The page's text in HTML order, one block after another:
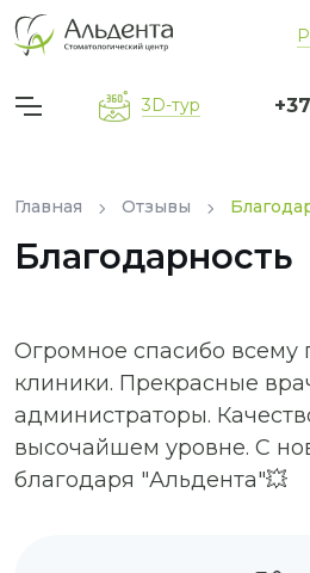
3D-тур
Главная Отзывы
Благодарность
Огромное спасибо всему
клиники. Прекрасные
администраторы.
высочайшем уровне. С
благодаря "Альдента"💥